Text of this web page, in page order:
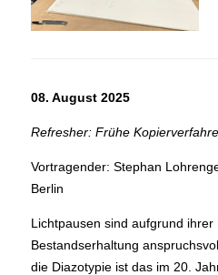
08. August 2025
Refresher: Frühe
Vortragender: Stephan
Berlin
Lichtpausen sind aufgrund
Bestandserhaltung
die Diazotypie ist das im 20.